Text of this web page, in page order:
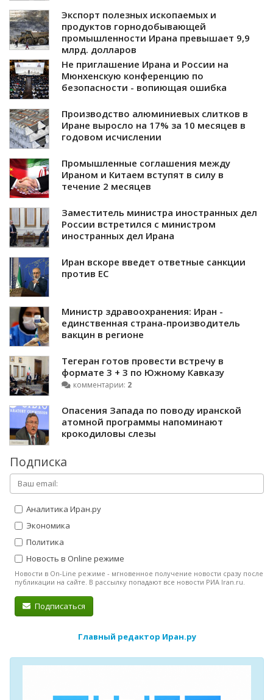
Экспорт полезных ископаемых и
продуктов горнодобывающей
промышленности Ирана превышает 9,9
млрд. долларов
Не приглашение Ирана и России на
Мюнхенскую конференцию по
безопасности - вопиющая ошибка
Производство алюминиевых слитков в
Иране выросло на 17% за 10 месяцев в
годовом исчислении
Промышленные соглашения между
Ираном и Китаем вступят в силу в
течение 2 месяцев
Заместитель министра иностранных дел
России встретился с министром
иностранных дел Ирана
Иран вскоре введет ответные санкции
против ЕС
Министр здравоохранения: Иран -
единственная страна-производитель
вакцин в регионе
Тегеран готов провести встречу в
формате 3 + 3 по Южному Кавказу
комментарии: 2
Опасения Запада по поводу иранской
атомной программы напоминают
крокодиловы слезы
Подписка
Аналитика Иран.ру
Экономика
Политика
Новость в Online режиме
Новости в On-Line режиме - мгновенное получение новости сразу после
публикации на сайте. В рассылку попадают все новости РИА Iran.ru.
Подписаться
Главный редактор Иран.ру